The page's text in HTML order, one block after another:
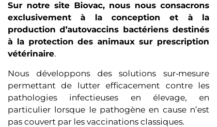
Sur notre site Biovac, nous nous consacrons
exclusivement à la conception et à la
production d’autovaccins bactériens destinés
à la protection des animaux sur prescription
vétérinaire.
Nous développons des solutions sur‑mesure
permettant de lutter efficacement contre les
pathologies infectieuses en élevage, en
particulier lorsque le pathogène en cause n’est
pas couvert par les vaccinations classiques.